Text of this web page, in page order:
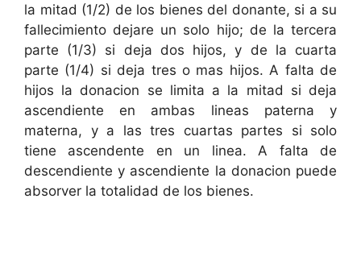
la mitad (1/2) de los bienes del donante, si a su
fallecimiento dejare un solo hijo; de la tercera
parte (1/3) si deja dos hijos, y de la cuarta
parte (1/4) si deja tres o mas hijos. A falta de
hijos la donacion se limita a la mitad si deja
ascendiente en ambas lineas paterna y
materna, y a las tres cuartas partes si solo
tiene ascendente en un linea. A falta de
descendiente y ascendiente la donacion puede
absorver la totalidad de los bienes.